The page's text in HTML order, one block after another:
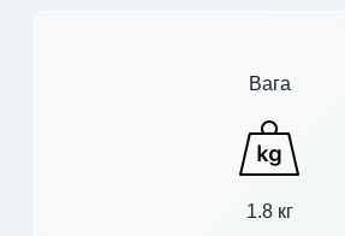
Вага
1.8 кг